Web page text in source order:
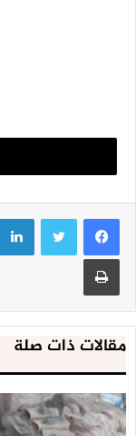
طباعة
مقالات ذات صلة